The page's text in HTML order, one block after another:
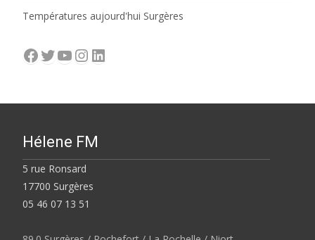
Températures aujourd'hui Surgères
Facebook
Twitter
YouTube
Instagram
LinkedIn
Hélene FM
5 rue Ronsard
17700 Surgères
05 46 07 13 51